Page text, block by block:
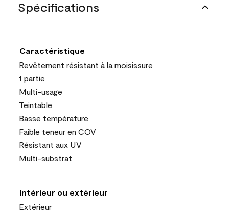
Spécifications
Caractéristique
Revêtement résistant à la moisissure
1 partie
Multi-usage
Teintable
Basse température
Faible teneur en COV
Résistant aux UV
Multi-substrat
Intérieur ou extérieur
Extérieur